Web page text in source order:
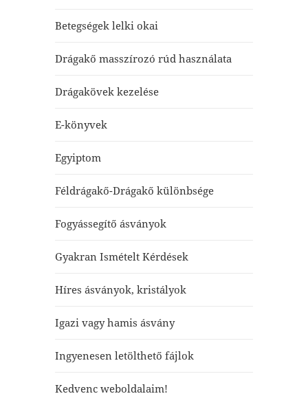
Betegségek lelki okai
Drágakő masszírozó rúd használata
Drágakövek kezelése
E-könyvek
Egyiptom
Féldrágakő-Drágakő különbsége
Fogyássegítő ásványok
Gyakran Ismételt Kérdések
Híres ásványok, kristályok
Igazi vagy hamis ásvány
Ingyenesen letölthető fájlok
Kedvenc weboldalaim!